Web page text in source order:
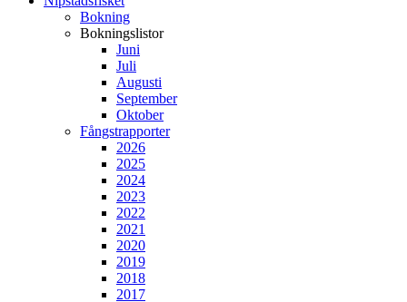
Bokning
Bokningslistor
Juni
Juli
Augusti
September
Oktober
Fångstrapporter
2026
2025
2024
2023
2022
2021
2020
2019
2018
2017